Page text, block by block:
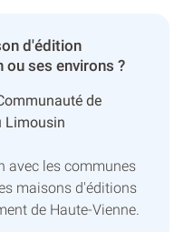
d'édition
ou ses environs ?
de
Limousin
avec les communes
maisons d'éditions
de Haute-Vienne.